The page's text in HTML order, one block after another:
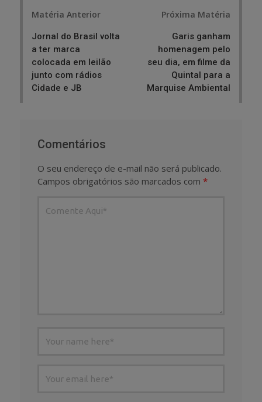
Matéria Anterior
Jornal do Brasil volta
a ter marca
colocada em leilão
junto com rádios
Cidade e JB
Próxima Matéria
Garis ganham
homenagem pelo
seu dia, em filme da
Quintal para a
Marquise Ambiental
Comentários
O seu endereço de e-mail não será publicado.
Campos obrigatórios são marcados com *